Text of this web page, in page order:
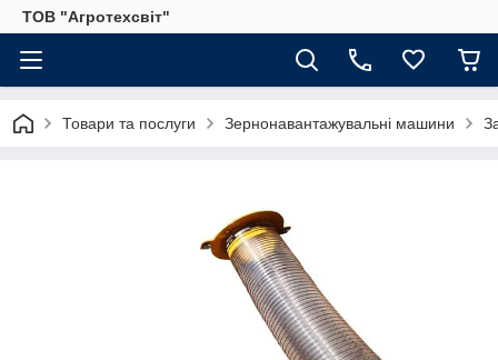
ТОВ "Агротехсвіт"
Товари та послуги Зернонавантажувальні машини